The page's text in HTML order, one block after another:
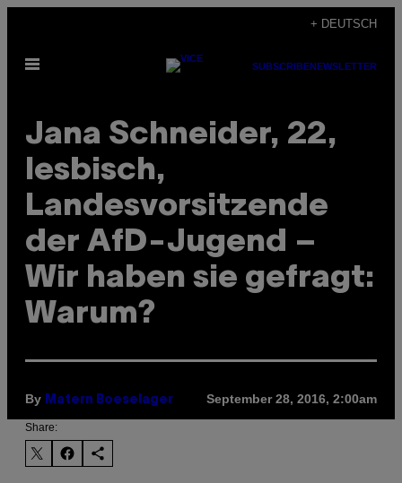
content
+ DEUTSCH
Open
SUBSCRIBENEWSLETTER
Jana Schneider, 22,
lesbisch,
Landesvorsitzende
der AfD-Jugend –
Wir haben sie gefragt:
Warum? ​
By Matern Boeselager September 28, 2016, 2:00am
Share: